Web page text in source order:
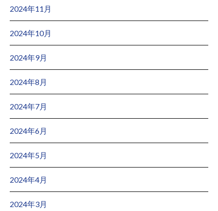
2024年11月
2024年10月
2024年9月
2024年8月
2024年7月
2024年6月
2024年5月
2024年4月
2024年3月